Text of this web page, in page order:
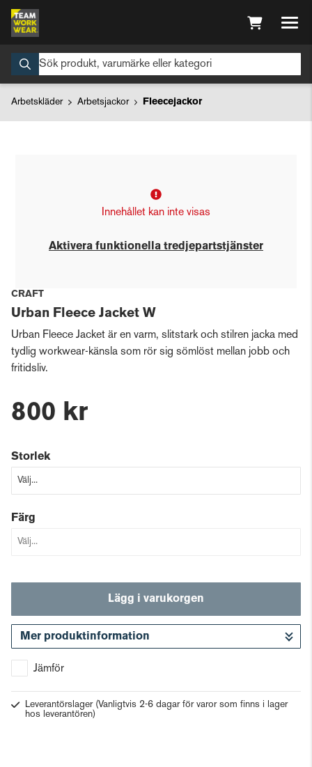
Arbetskläder Arbetsjackor Fleecejackor
Innehållet kan inte visas
Aktivera funktionella tredjepartstjänster
CRAFT
Urban Fleece Jacket W
Urban Fleece Jacket är en varm, slitstark och stilren jacka med
tydlig workwear-känsla som rör sig sömlöst mellan jobb och
fritidsliv.
800 kr
Storlek
Färg
Lägg i varukorgen
Mer produktinformation
Jämför
Leverantörslager (Vanligtvis 2-6 dagar för varor som finns i lager
hos leverantören)